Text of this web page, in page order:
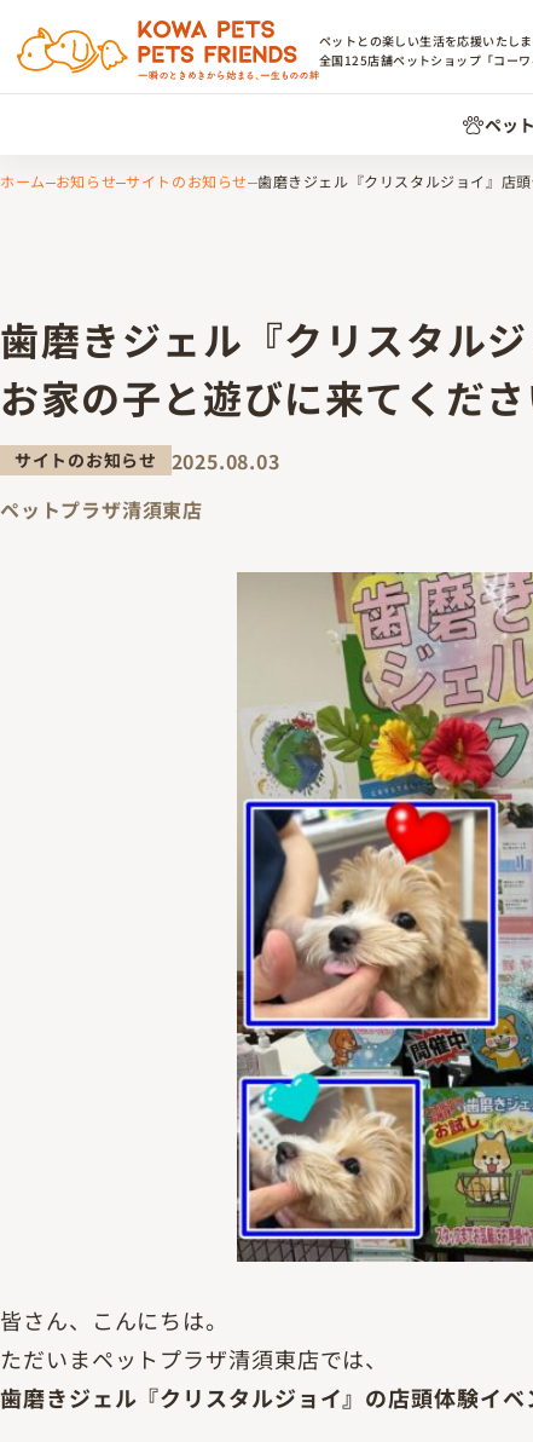
ペットとの楽しい生活を応援いたし
全国125店舗ペットショップ「コー
ペッ
ホーム お知らせ サイトのお知らせ 歯磨きジェル『クリスタルジョイ』店
歯磨きジェル『クリスタル
お家の子と遊びに来てくだ
サイトのお知らせ
2025.08.03
ペットプラザ清須東店
皆さん、こんにちは。
ただいまペットプラザ清須東店では、
歯磨きジェル『クリスタルジョイ』の店頭体験イベ